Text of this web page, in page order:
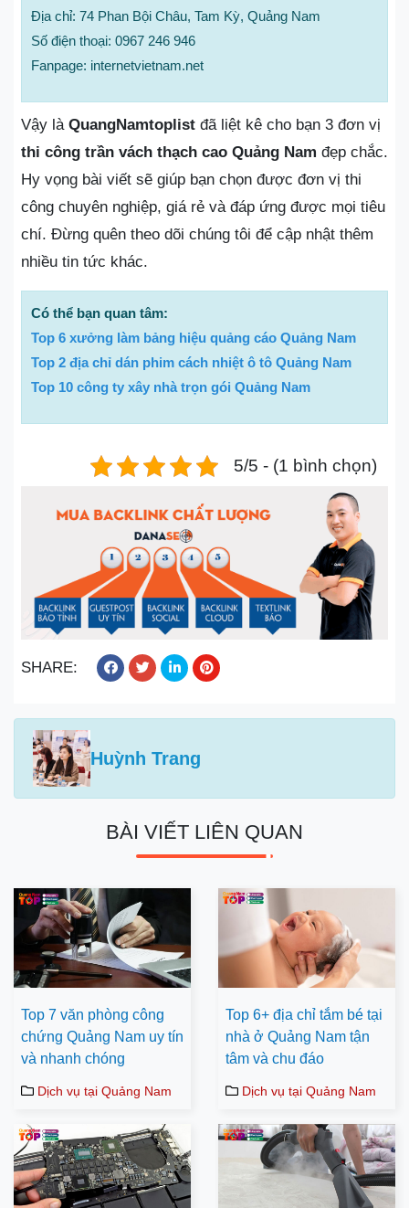
Địa chỉ: 74 Phan Bội Châu, Tam Kỳ, Quảng Nam
Số điện thoại: 0967 246 946
Fanpage: internetvietnam.net
Vậy là QuangNamtoplist đã liệt kê cho bạn 3 đơn vị
thi công trần vách thạch cao Quảng Nam đẹp chắc.
Hy vọng bài viết sẽ giúp bạn chọn được đơn vị thi
công chuyên nghiệp, giá rẻ và đáp ứng được mọi tiêu
chí. Đừng quên theo dõi chúng tôi để cập nhật thêm
nhiều tin tức khác.
Có thể bạn quan tâm:
Top 6 xưởng làm bảng hiệu quảng cáo Quảng Nam
Top 2 địa chỉ dán phim cách nhiệt ô tô Quảng Nam
Top 10 công ty xây nhà trọn gói Quảng Nam
5/5 - (1 bình chọn)
SHARE:
Huỳnh Trang
BÀI VIẾT LIÊN QUAN
Top 7 văn phòng công
chứng Quảng Nam uy tín
và nhanh chóng
Dịch vụ tại Quảng Nam
Top 6+ địa chỉ tắm bé tại
nhà ở Quảng Nam tận
tâm và chu đáo
Dịch vụ tại Quảng Nam